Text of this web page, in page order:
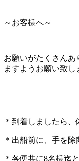
～お客様へ～
お願いがたくさんあ
ますようお願い致し
＊到着しましたら、
＊出船前に、手を除
＊各便共に8名様迄